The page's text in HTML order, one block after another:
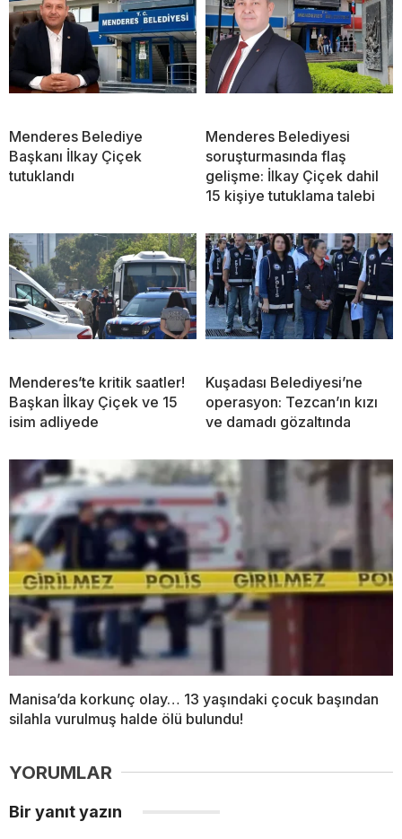
Menderes Belediye
Başkanı İlkay Çiçek
tutuklandı
Menderes Belediyesi
soruşturmasında flaş
gelişme: İlkay Çiçek dahil
15 kişiye tutuklama talebi
Menderes’te kritik saatler!
Başkan İlkay Çiçek ve 15
isim adliyede
Kuşadası Belediyesi’ne
operasyon: Tezcan’ın kızı
ve damadı gözaltında
Manisa’da korkunç olay… 13 yaşındaki çocuk başından
silahla vurulmuş halde ölü bulundu!
YORUMLAR
Bir yanıt yazın